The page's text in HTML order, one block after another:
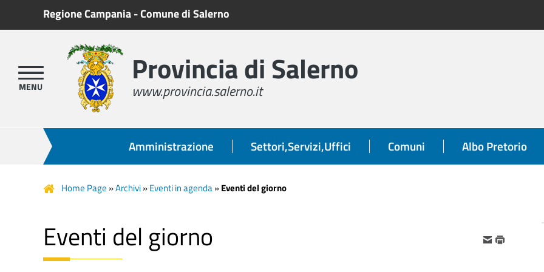
Regione Campania-Comune di Salerno
Provincia di Salerno
www.provincia.salerno.it
Amministrazione Settori,Servizi,Uffici Comuni Albo Pretorio
Home Page »Archivi»Eventi in agenda»Eventi del giorno
Eventi del giorno